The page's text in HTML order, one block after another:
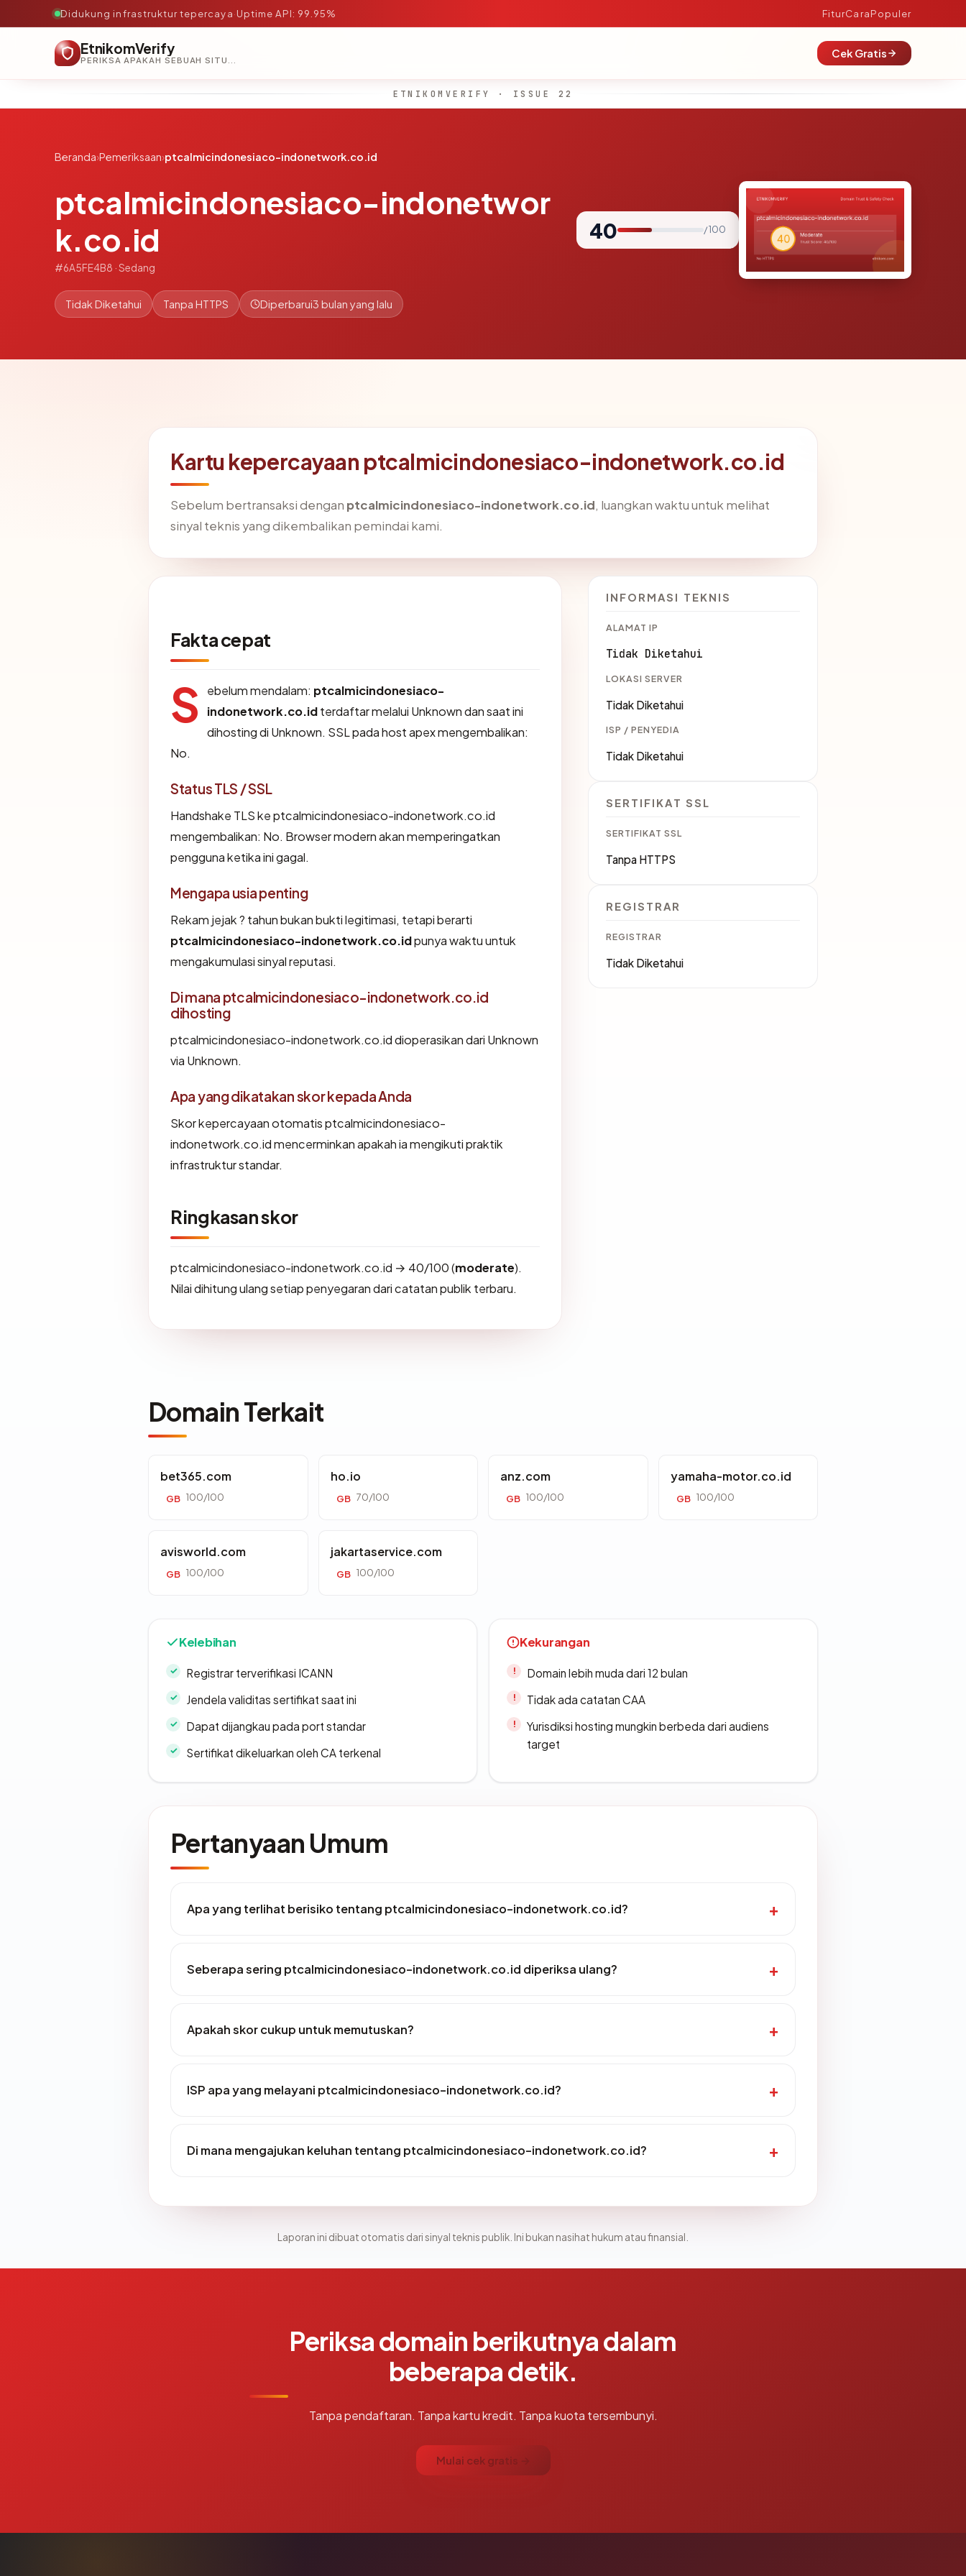
Didukung infrastruktur tepercaya·Uptime API: 99.95% FiturCaraPopuler
EtnikomVerify
PERIKSA APAKAH SEBUAH SITUS AMAN, TEPERCAYA, DAN TERVERIFIKASI DALAM HITUNGAN DETIK.
Cek Gratis
ETNIKOMVERIFY · ISSUE 22
Beranda›Pemeriksaan›ptcalmicindonesiaco-indonetwork.co.id
ptcalmicindonesiaco-indonetwor
k.co.id
#6A5FE4B8 · Sedang
40 / 100
Tidak Diketahui Tanpa HTTPS Diperbarui3 bulan yang lalu
Kartu kepercayaan ptcalmicindonesiaco-indonetwork.co.id
Sebelum bertransaksi dengan ptcalmicindonesiaco-indonetwork.co.id, luangkan waktu untuk melihat
sinyal teknis yang dikembalikan pemindai kami.
Fakta cepat
S ebelum mendalam: ptcalmicindonesiaco-
indonetwork.co.idterdaftar melalui Unknown dan saat ini
dihosting di Unknown. SSL pada host apex mengembalikan:
No.
Status TLS / SSL
Handshake TLS ke ptcalmicindonesiaco-indonetwork.co.id
mengembalikan: No. Browser modern akan memperingatkan
pengguna ketika ini gagal.
Mengapa usia penting
Rekam jejak ? tahun bukan bukti legitimasi, tetapi berarti
ptcalmicindonesiaco-indonetwork.co.idpunya waktu untuk
mengakumulasi sinyal reputasi.
Di mana ptcalmicindonesiaco-indonetwork.co.id
dihosting
ptcalmicindonesiaco-indonetwork.co.id dioperasikan dari Unknown
via Unknown.
Apa yang dikatakan skor kepada Anda
Skor kepercayaan otomatis ptcalmicindonesiaco-
indonetwork.co.id mencerminkan apakah ia mengikuti praktik
infrastruktur standar.
Ringkasan skor
ptcalmicindonesiaco-indonetwork.co.id → 40/100 (moderate).
Nilai dihitung ulang setiap penyegaran dari catatan publik terbaru.
INFORMASI TEKNIS
ALAMAT IP
Tidak Diketahui
LOKASI SERVER
Tidak Diketahui
ISP / PENYEDIA
Tidak Diketahui
SERTIFIKAT SSL
SERTIFIKAT SSL
Tanpa HTTPS
REGISTRAR
REGISTRAR
Tidak Diketahui
Domain Terkait
bet365.com
GB 100/100
ho.io
GB 70/100
anz.com
GB 100/100
yamaha-motor.co.id
GB 100/100
avisworld.com
GB 100/100
jakartaservice.com
GB 100/100
Kelebihan
Registrar terverifikasi ICANN
Jendela validitas sertifikat saat ini
Dapat dijangkau pada port standar
Sertifikat dikeluarkan oleh CA terkenal
Kekurangan
Domain lebih muda dari 12 bulan
Tidak ada catatan CAA
Yurisdiksi hosting mungkin berbeda dari audiens
target
Pertanyaan Umum
Apa yang terlihat berisiko tentang ptcalmicindonesiaco-indonetwork.co.id?
Seberapa sering ptcalmicindonesiaco-indonetwork.co.id diperiksa ulang?
Apakah skor cukup untuk memutuskan?
ISP apa yang melayani ptcalmicindonesiaco-indonetwork.co.id?
Di mana mengajukan keluhan tentang ptcalmicindonesiaco-indonetwork.co.id?
Laporan ini dibuat otomatis dari sinyal teknis publik. Ini bukan nasihat hukum atau finansial.
Periksa domain berikutnya dalam
beberapa detik.
Tanpa pendaftaran. Tanpa kartu kredit. Tanpa kuota tersembunyi.
Mulai cek gratis →